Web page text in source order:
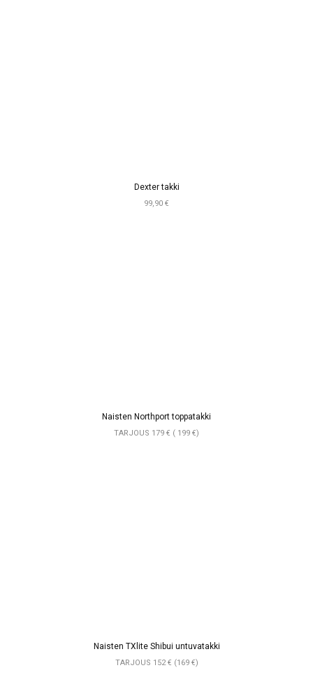
Dexter takki
99,90 €
Naisten Northport toppatakki
TARJOUS 179 € ( 199 €)
Naisten TXlite Shibui untuvatakki
TARJOUS 152 € (169 €)